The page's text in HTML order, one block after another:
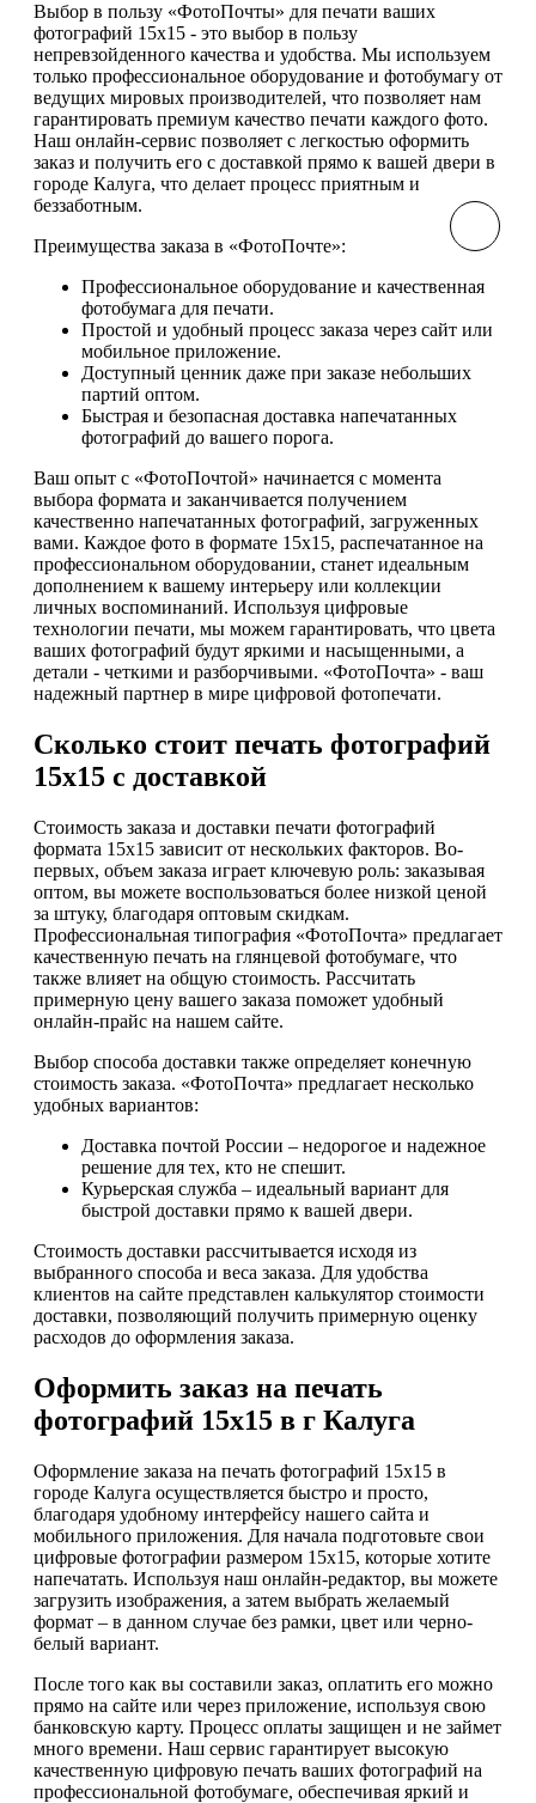
Выбор в пользу «ФотоПочты» для печати ваших
фотографий 15х15 - это выбор в пользу
непревзойденного качества и удобства. Мы используем
только профессиональное оборудование и фотобумагу от
ведущих мировых производителей, что позволяет нам
гарантировать премиум качество печати каждого фото.
Наш онлайн-сервис позволяет с легкостью оформить
заказ и получить его с доставкой прямо к вашей двери в
городе Калуга, что делает процесс приятным и
беззаботным.
Преимущества заказа в «ФотоПочте»:
Профессиональное оборудование и качественная
фотобумага для печати.
Простой и удобный процесс заказа через сайт или
мобильное приложение.
Доступный ценник даже при заказе небольших
партий оптом.
Быстрая и безопасная доставка напечатанных
фотографий до вашего порога.
Ваш опыт с «ФотоПочтой» начинается с момента
выбора формата и заканчивается получением
качественно напечатанных фотографий, загруженных
вами. Каждое фото в формате 15х15, распечатанное на
профессиональном оборудовании, станет идеальным
дополнением к вашему интерьеру или коллекции
личных воспоминаний. Используя цифровые
технологии печати, мы можем гарантировать, что цвета
ваших фотографий будут яркими и насыщенными, а
детали - четкими и разборчивыми. «ФотоПочта» - ваш
надежный партнер в мире цифровой фотопечати.
Сколько стоит печать фотографий
15х15 с доставкой
Стоимость заказа и доставки печати фотографий
формата 15х15 зависит от нескольких факторов. Во-
первых, объем заказа играет ключевую роль: заказывая
оптом, вы можете воспользоваться более низкой ценой
за штуку, благодаря оптовым скидкам.
Профессиональная типография «ФотоПочта» предлагает
качественную печать на глянцевой фотобумаге, что
также влияет на общую стоимость. Рассчитать
примерную цену вашего заказа поможет удобный
онлайн-прайс на нашем сайте.
Выбор способа доставки также определяет конечную
стоимость заказа. «ФотоПочта» предлагает несколько
удобных вариантов:
Доставка почтой России – недорогое и надежное
решение для тех, кто не спешит.
Курьерская служба – идеальный вариант для
быстрой доставки прямо к вашей двери.
Стоимость доставки рассчитывается исходя из
выбранного способа и веса заказа. Для удобства
клиентов на сайте представлен калькулятор стоимости
доставки, позволяющий получить примерную оценку
расходов до оформления заказа.
Оформить заказ на печать
фотографий 15х15 в г Калуга
Оформление заказа на печать фотографий 15х15 в
городе Калуга осуществляется быстро и просто,
благодаря удобному интерфейсу нашего сайта и
мобильного приложения. Для начала подготовьте свои
цифровые фотографии размером 15х15, которые хотите
напечатать. Используя наш онлайн-редактор, вы можете
загрузить изображения, а затем выбрать желаемый
формат – в данном случае без рамки, цвет или черно-
белый вариант.
После того как вы составили заказ, оплатить его можно
прямо на сайте или через приложение, используя свою
банковскую карту. Процесс оплаты защищен и не займет
много времени. Наш сервис гарантирует высокую
качественную цифровую печать ваших фотографий на
профессиональной фотобумаге, обеспечивая яркий и